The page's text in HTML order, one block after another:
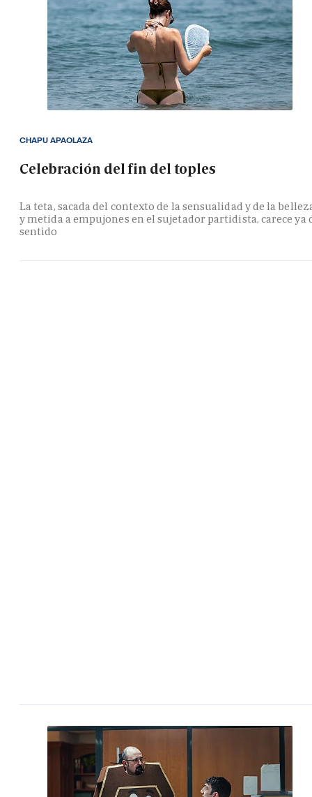
Celebración del fin del toples
La teta, sacada del contexto de la sensualidad y de la
y metida a empujones en el sujetador partidista, carece ya
sentido
CHAPU APAOLAZA